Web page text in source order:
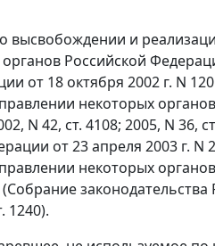
высвобождении и
Российской
от 18 октября 2002 г. N
некоторых
42, ст. 4108; 2005, N 36,
от 23 апреля 2003 г.
некоторых
законодательства
1240).